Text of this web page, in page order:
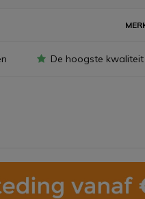
De hoogste